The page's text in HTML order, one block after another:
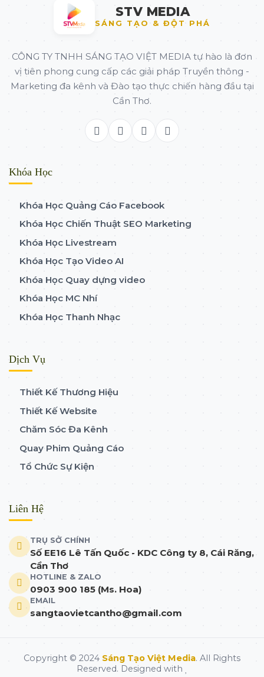
STV MEDIA
SÁNG TẠO & ĐỘT PHÁ
CÔNG TY TNHH SÁNG TẠO VIỆT MEDIA tự hào là đơn
vị tiên phong cung cấp các giải pháp Truyền thông -
Marketing đa kênh và Đào tạo thực chiến hàng đầu tại
Cần Thơ.
Khóa Học
Khóa Học Quảng Cáo Facebook
Khóa Học Chiến Thuật SEO Marketing
Khóa Học Livestream
Khóa Học Tạo Video AI
Khóa Học Quay dựng video
Khóa Học MC Nhí
Khóa Học Thanh Nhạc
Dịch Vụ
Thiết Kế Thương Hiệu
Thiết Kế Website
Chăm Sóc Đa Kênh
Quay Phim Quảng Cáo
Tổ Chức Sự Kiện
Liên Hệ
TRỤ SỞ CHÍNH
Số EE16 Lê Tấn Quốc - KDC Công ty 8, Cái Răng,
Cần Thơ
HOTLINE & ZALO
0903 900 185 (Ms. Hoa)
EMAIL
sangtaovietcantho@gmail.com
Copyright © 2024 Sáng Tạo Việt Media. All Rights
Reserved. Designed with